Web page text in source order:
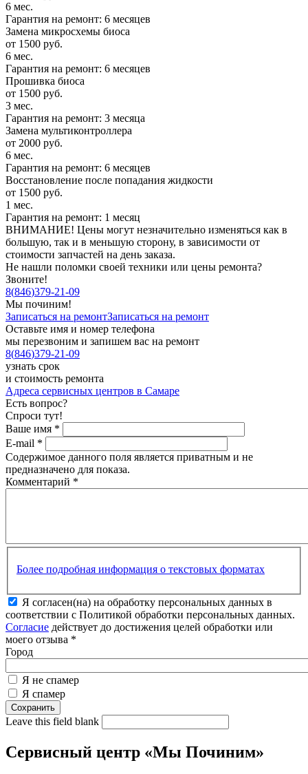
6 мес.
Гарантия на ремонт: 6 месяцев
Замена микросхемы биоса
от 1500 руб.
6 мес.
Гарантия на ремонт: 6 месяцев
Прошивка биоса
от 1500 руб.
3 мес.
Гарантия на ремонт: 3 месяца
Замена мультиконтроллера
от 2000 руб.
6 мес.
Гарантия на ремонт: 6 месяцев
Восстановление после попадания жидкости
от 1500 руб.
1 мес.
Гарантия на ремонт: 1 месяц
ВНИМАНИЕ! Цены могут незначительно изменяться как в
большую, так и в меньшую сторону, в зависимости от
стоимости запчастей на день заказа.
Не нашли поломки своей техники или цены ремонта?
Звоните!
8(846)379-21-09
Мы починим!
Записаться на ремонтЗаписаться на ремонт
Оставьте имя и номер телефона
мы перезвоним и запишем вас на ремонт
8(846)379-21-09
узнать срок
и стоимость ремонта
Адреса сервисных центров в Самаре
Есть вопрос?
Спроси тут!
Ваше имя *
E-mail *
Содержимое данного поля является приватным и не
предназначено для показа.
Комментарий *
Более подробная информация о текстовых форматах
Я согласен(на) на обработку персональных данных в
соответствии с Политикой обработки персональных данных.
Согласие действует до достижения целей обработки или
моего отзыва *
Город
Я не спамер
Я спамер
Leave this field blank
Сервисный центр «Мы Починим»